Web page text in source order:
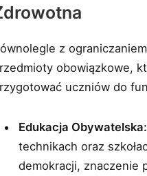
z
obowiązkowe,
uczniów do
Edukacja Obywatelska:
technikach oraz
demokracji, znaczenie